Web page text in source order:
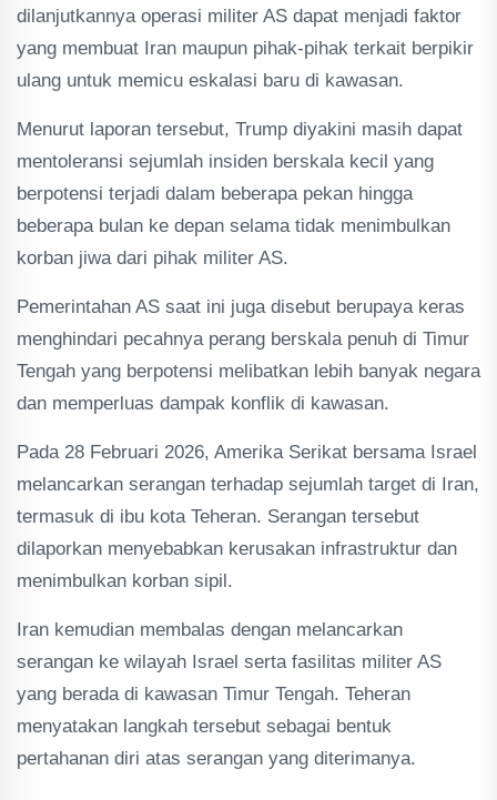
dilanjutkannya operasi militer AS dapat menjadi faktor
yang membuat Iran maupun pihak-pihak terkait berpikir
ulang untuk memicu eskalasi baru di kawasan.
Menurut laporan tersebut, Trump diyakini masih dapat
mentoleransi sejumlah insiden berskala kecil yang
berpotensi terjadi dalam beberapa pekan hingga
beberapa bulan ke depan selama tidak menimbulkan
korban jiwa dari pihak militer AS.
Pemerintahan AS saat ini juga disebut berupaya keras
menghindari pecahnya perang berskala penuh di Timur
Tengah yang berpotensi melibatkan lebih banyak negara
dan memperluas dampak konflik di kawasan.
Pada 28 Februari 2026, Amerika Serikat bersama Israel
melancarkan serangan terhadap sejumlah target di Iran,
termasuk di ibu kota Teheran. Serangan tersebut
dilaporkan menyebabkan kerusakan infrastruktur dan
menimbulkan korban sipil.
Iran kemudian membalas dengan melancarkan
serangan ke wilayah Israel serta fasilitas militer AS
yang berada di kawasan Timur Tengah. Teheran
menyatakan langkah tersebut sebagai bentuk
pertahanan diri atas serangan yang diterimanya.